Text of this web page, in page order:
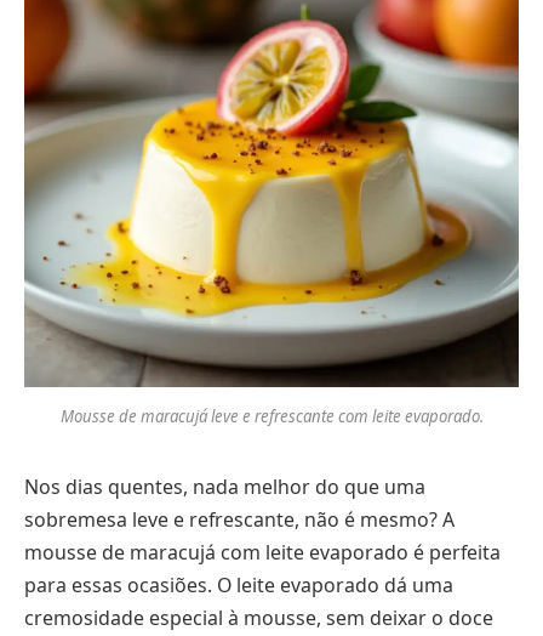
Mousse de maracujá leve e refrescante com leite evaporado.
Nos dias quentes, nada melhor do que uma
sobremesa leve e refrescante, não é mesmo? A
mousse de maracujá com leite evaporado é perfeita
para essas ocasiões. O leite evaporado dá uma
cremosidade especial à mousse, sem deixar o doce